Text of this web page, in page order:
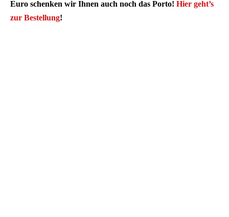
Euro schenken wir Ihnen auch noch das Porto! Hier geht’s
zur Bestellung!